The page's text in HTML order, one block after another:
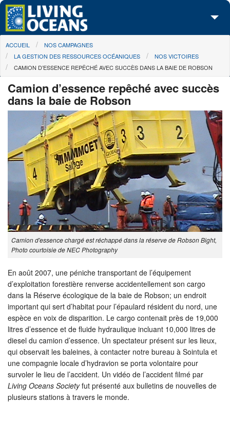
Skip to main content
À propos de nous
Nos campagnes
Centre des Médias
Les Cartes
Passez à l'action
You are here
ACCUEIL
NOS CAMPAGNES
LA GESTION DES RESSOURCES OCÉANIQUES
NOS VICTOIRES
CAMION D’ESSENCE REPÊCHÉ AVEC SUCCÈS DANS LA BAIE DE ROBSON
Camion d’essence repêché avec succès
dans la baie de Robson
Camion d'essence chargé est réchappé dans la réserve de Robson Bight,
Photo courtoisie de NEC Photography
En août 2007, une péniche transportant de l’équipement
d’exploitation forestière renverse accidentellement son cargo
dans la Réserve écologique de la baie de Robson; un endroit
important qui sert d’habitat pour l’épaulard résident du nord, une
espèce en voix de disparition. Le cargo contenait près de 19,000
litres d’essence et de fluide hydraulique incluant 10,000 litres de
diesel du camion d’essence. Un spectateur présent sur les lieux,
qui observait les baleines, à contacter notre bureau à Sointula et
une compagnie locale d’hydravion se porta volontaire pour
survoler le lieu de l’accident. Un vidéo de l’accident filmé par
Living Oceans Societyfut présenté aux bulletins de nouvelles de
plusieurs stations à travers le monde.